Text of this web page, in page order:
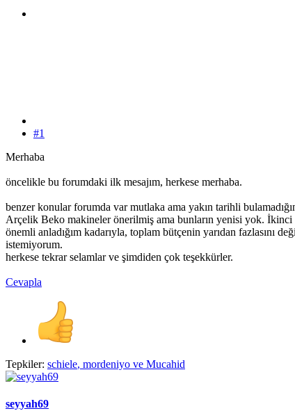
#1
Merhaba
öncelikle bu forumdaki ilk mesajım, herkese merhaba.
benzer konular forumda var mutlaka ama yakın tarihli
Arçelik Beko makineler önerilmiş ama bunların yenisi yok.
önemli anladığım kadarıyla, toplam bütçenin yarıdan fazlasını
istemiyorum.
herkese tekrar selamlar ve şimdiden çok teşekkürler.
Cevapla
Tepkiler: schiele, mordeniyo ve Mucahid
seyyah69